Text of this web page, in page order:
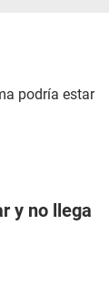
podría estar
y no llega